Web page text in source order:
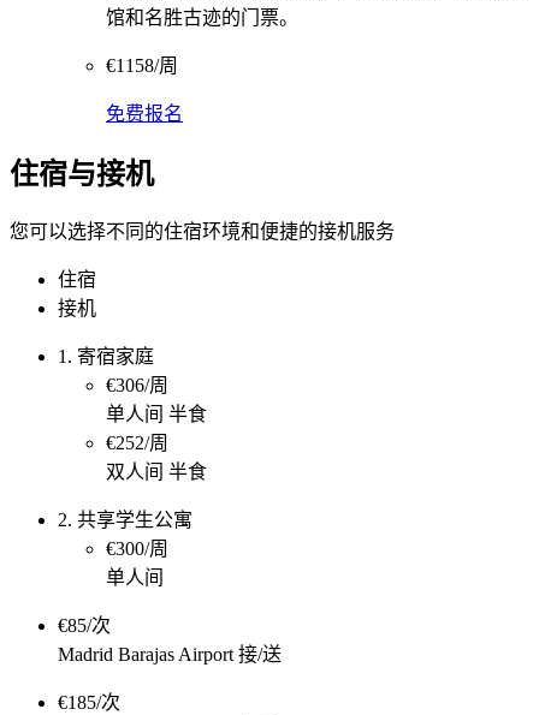
馆和名胜古迹的门票。
€1158/周
免费报名
住宿与接机
您可以选择不同的住宿环境和便捷的接机服务
住宿
接机
1. 寄宿家庭
€306/周
单人间 半食
€252/周
双人间 半食
2. 共享学生公寓
€300/周
单人间
€85/次
Madrid Barajas Airport 接/送
€185/次